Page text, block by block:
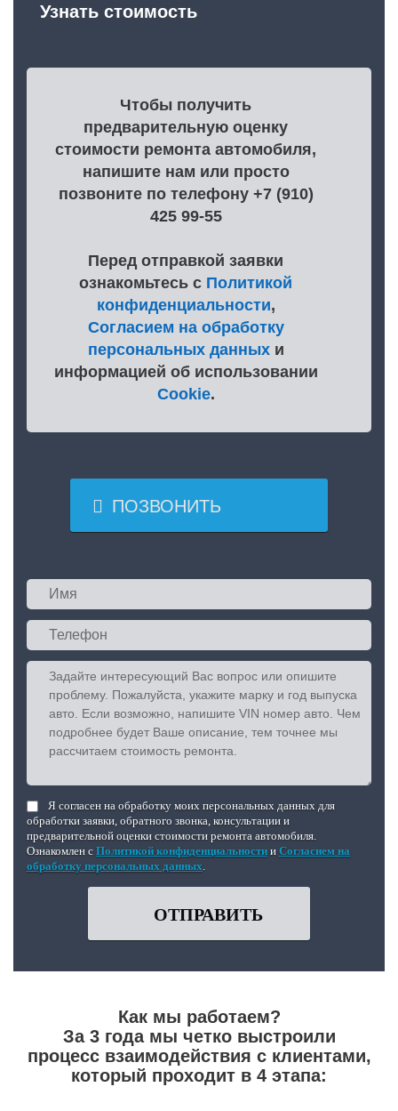
Узнать стоимость
Чтобы получить
предварительную оценку
стоимости ремонта автомобиля,
напишите нам или просто
позвоните по телефону +7 (910)
425 99-55
Перед отправкой заявки
ознакомьтесь с Политикой
конфиденциальности,
Согласием на обработку
персональных данныхи
информацией об использовании
Cookie.
 ПОЗВОНИТЬ
Я согласен на обработку моих персональных данных для
обработки заявки, обратного звонка, консультации и
предварительной оценки стоимости ремонта автомобиля.
Ознакомлен с Политикой конфиденциальности и Согласием на
обработку персональных данных
ОТПРАВИТЬ
Как мы работаем?
За 3 года мы четко выстроили
процесс взаимодействия с клиентами,
который проходит в 4 этапа: